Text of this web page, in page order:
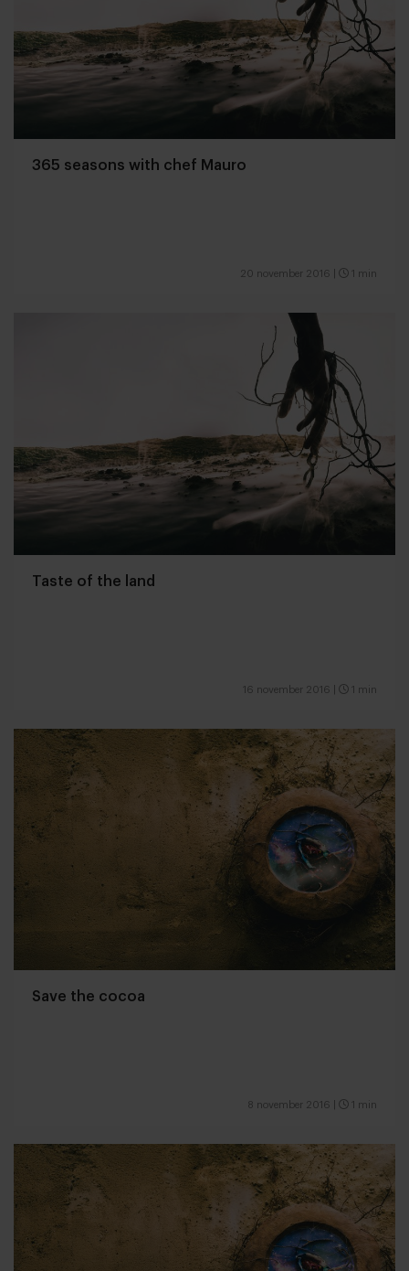
365 seasons with chef Mauro
20 november 2016 1 min
Taste of the land
16 november 2016 1 min
Save the cocoa
8 november 2016 1 min